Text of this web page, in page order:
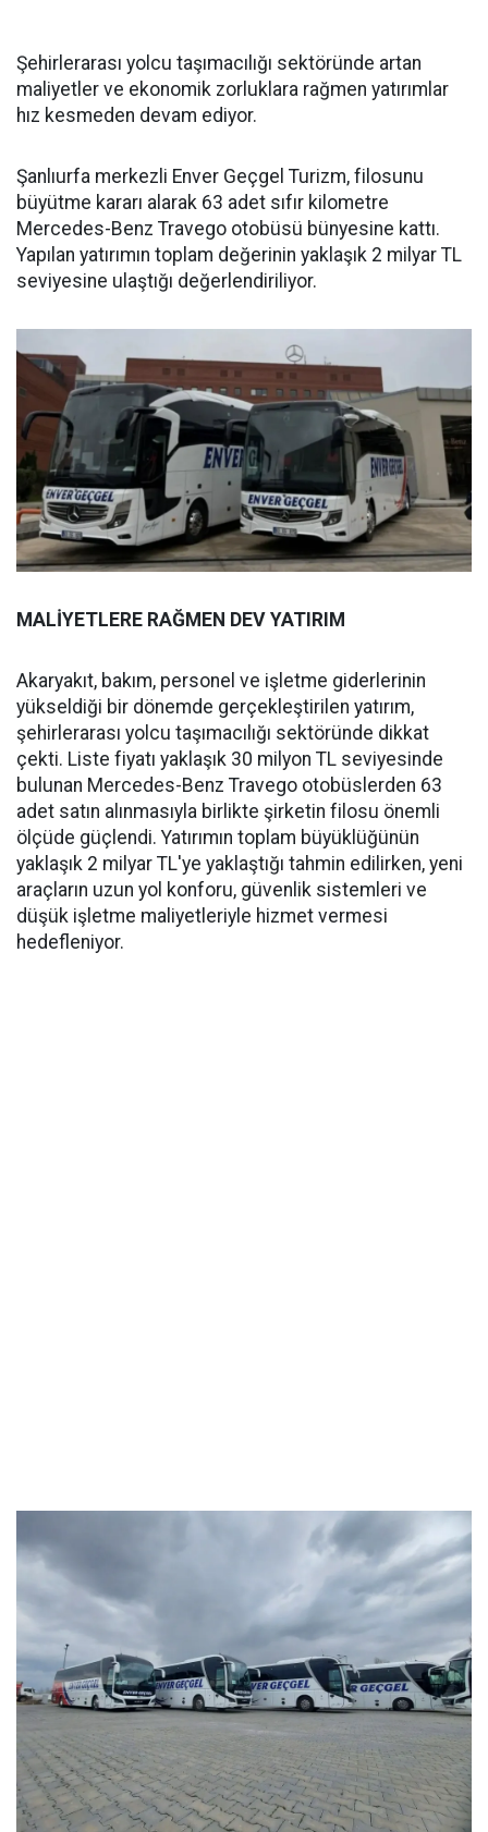
Şehirlerarası yolcu taşımacılığı sektöründe artan
maliyetler ve ekonomik zorluklara rağmen yatırımlar
hız kesmeden devam ediyor.
Şanlıurfa merkezli Enver Geçgel Turizm, filosunu
büyütme kararı alarak 63 adet sıfır kilometre
Mercedes-Benz Travego otobüsü bünyesine kattı.
Yapılan yatırımın toplam değerinin yaklaşık 2 milyar TL
seviyesine ulaştığı değerlendiriliyor.
MALİYETLERE RAĞMEN DEV YATIRIM
Akaryakıt, bakım, personel ve işletme giderlerinin
yükseldiği bir dönemde gerçekleştirilen yatırım,
şehirlerarası yolcu taşımacılığı sektöründe dikkat
çekti. Liste fiyatı yaklaşık 30 milyon TL seviyesinde
bulunan Mercedes-Benz Travego otobüslerden 63
adet satın alınmasıyla birlikte şirketin filosu önemli
ölçüde güçlendi. Yatırımın toplam büyüklüğünün
yaklaşık 2 milyar TL'ye yaklaştığı tahmin edilirken, yeni
araçların uzun yol konforu, güvenlik sistemleri ve
düşük işletme maliyetleriyle hizmet vermesi
hedefleniyor.